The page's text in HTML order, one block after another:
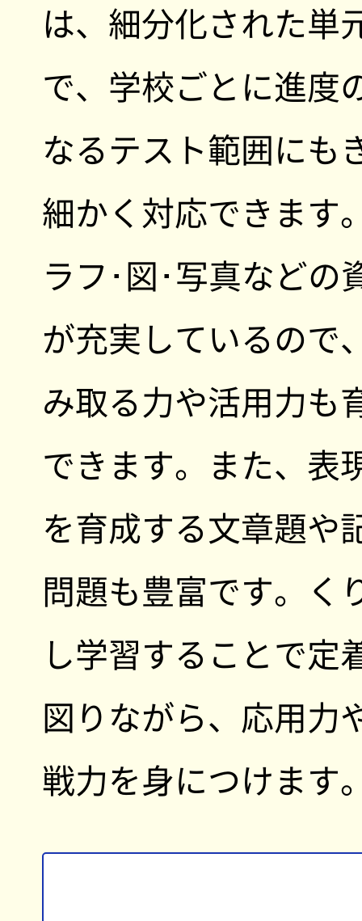
は、細分化された単
で、学校ごとに進度
なるテスト範囲にも
細かく対応できます
ラフ･図･写真などの
が充実しているので
み取る力や活用力も
できます。また、表
を育成する文章題や
問題も豊富です。く
し学習することで定
図りながら、応用力
戦力を身につけます